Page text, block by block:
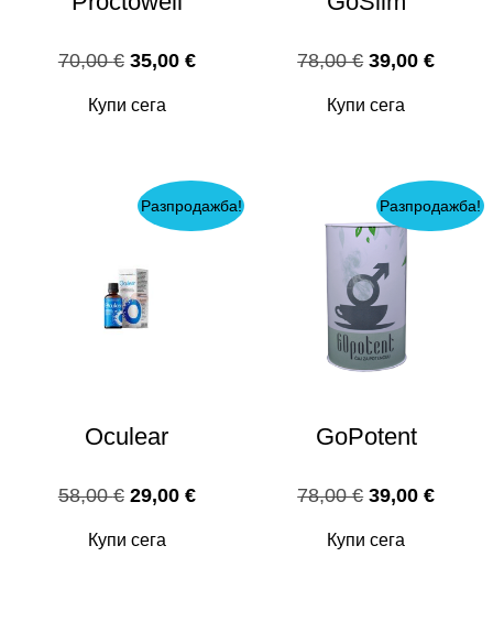
70,00€ Original
was:
35,00 €Текущата
Купи сега
78,00€ Original
was:
39,00€
Купи сега
Разпродажба!
Oculear
58,00€ Original
29,00 €Текущата
Купи сега
Разпродажба!
GoPotent
78,00€ Original
39,00€
Купи сега